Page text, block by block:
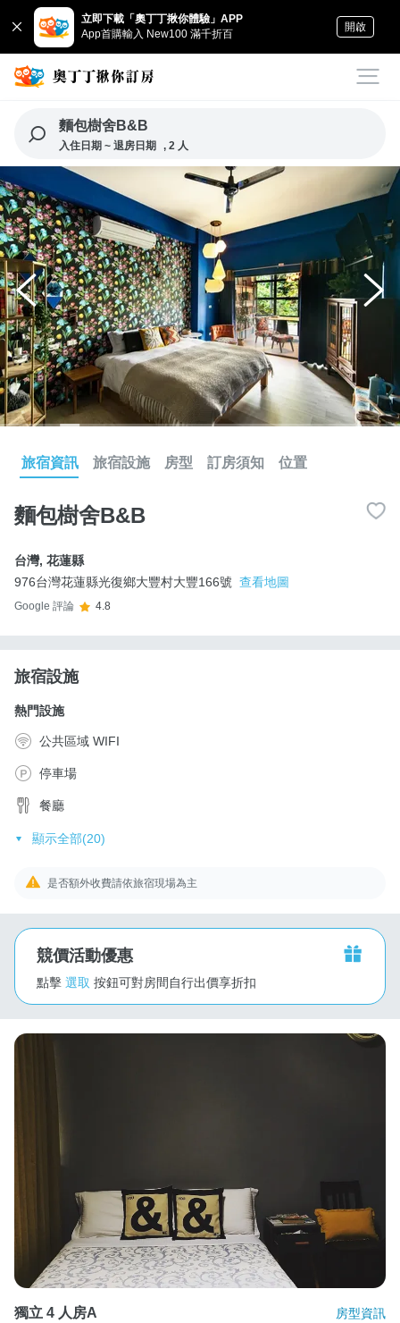
立即下載「奧丁丁揪你體驗」APP
App首購輸入 New100 滿千折百
開啟
麵包樹舍B&B
入住日期 ~ 退房日期 , 2 人
旅宿資訊 旅宿設施 房型 訂房須知 位置
麵包樹舍B&B
台灣, 花蓮縣
976台灣花蓮縣光復鄉大豐村大豐166號 查看地圖
Google 評論 4.8
旅宿設施
熱門設施
公共區域 WIFI
停車場
餐廳
顯示全部(20)
是否額外收費請依旅宿現場為主
競價活動優惠
點擊 選取 按鈕可對房間自行出價享折扣
獨立 4 人房A 房型資訊